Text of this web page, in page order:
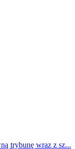
trybunę wraz z sz...